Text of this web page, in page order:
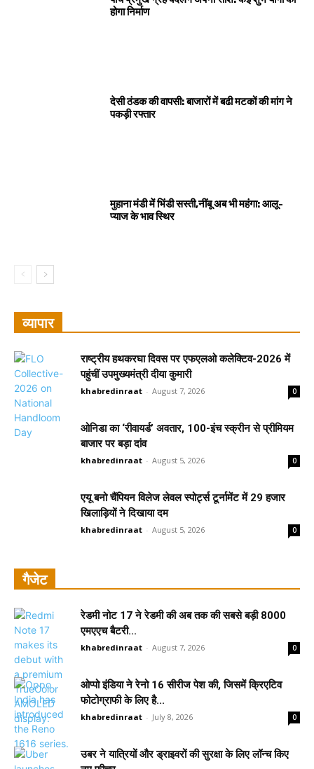
होगा निर्माण
देसी ठंडक की वापसी: बाजारों में बढी मटकों की मांग ने
पकड़ी रफ्तार
मुहाना मंडी में भिंडी सस्ती,नींबू अब भी महंगा: आलू-
प्याज के भाव स्थिर
व्यापार
राष्ट्रीय हथकरघा दिवस पर एफएलओ कलेक्टिव-2026 में
पहुंचीं उपमुख्यमंत्री दीया कुमारी
khabredinraat - August 7, 2026 0
ओनिडा का ‘रीवायर्ड’ अवतार, 100-इंच स्क्रीन से प्रीमियम
बाजार पर बड़ा दांव
khabredinraat - August 5, 2026 0
एयू बनो चैंपियन विलेज लेवल स्पोर्ट्स टूर्नामेंट में 29 हजार
खिलाड़ियों ने दिखाया दम
khabredinraat - August 5, 2026 0
गैजेट
रेडमी नोट 17 ने रेडमी की अब तक की सबसे बड़ी 8000
एमएएच बैटरी...
khabredinraat - August 7, 2026 0
ओप्‍पो इंडिया ने रेनो 16 सीरीज पेश की, जिसमें क्रिएटिव
फोटोग्राफी के लिए है...
khabredinraat - July 8, 2026 0
उबर ने यात्रियों और ड्राइवरों की सुरक्षा के लिए लॉन्च किए